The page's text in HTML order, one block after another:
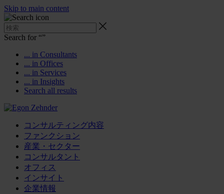
Skip to main content
Search for “”
... in Consultants
... in Offices
... in Services
... in Insights
Search all results
コンサルティング内容
ファンクション
産業・セクター
コンサルタント
オフィス
インサイト
企業情報